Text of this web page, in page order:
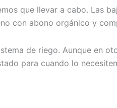
que llevar a cabo. Las
con abono orgánico y
de riego. Aunque en
para cuando lo